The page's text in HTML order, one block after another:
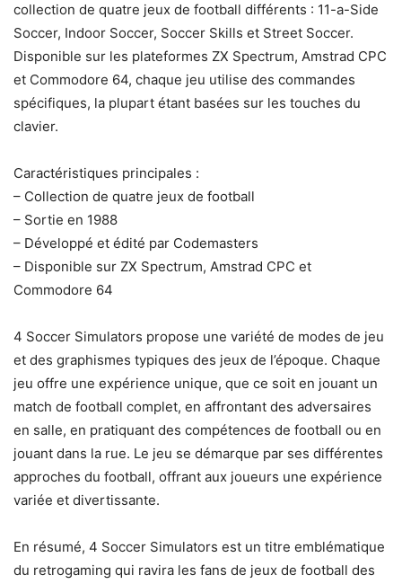
collection de quatre jeux de football différents : 11-a-Side
Soccer, Indoor Soccer, Soccer Skills et Street Soccer.
Disponible sur les plateformes ZX Spectrum, Amstrad CPC
et Commodore 64, chaque jeu utilise des commandes
spécifiques, la plupart étant basées sur les touches du
clavier.
Caractéristiques principales :
– Collection de quatre jeux de football
– Sortie en 1988
– Développé et édité par Codemasters
– Disponible sur ZX Spectrum, Amstrad CPC et
Commodore 64
4 Soccer Simulators propose une variété de modes de jeu
et des graphismes typiques des jeux de l’époque. Chaque
jeu offre une expérience unique, que ce soit en jouant un
match de football complet, en affrontant des adversaires
en salle, en pratiquant des compétences de football ou en
jouant dans la rue. Le jeu se démarque par ses différentes
approches du football, offrant aux joueurs une expérience
variée et divertissante.
En résumé, 4 Soccer Simulators est un titre emblématique
du retrogaming qui ravira les fans de jeux de football des